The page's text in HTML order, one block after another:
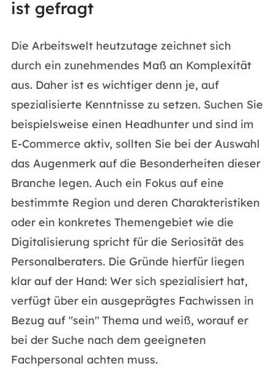
ist gefragt
Die Arbeitswelt heutzutage zeichnet sich
durch ein zunehmendes Maß an Komplexität
aus. Daher ist es wichtiger denn je, auf
spezialisierte Kenntnisse zu setzen. Suchen Sie
beispielsweise einen Headhunter und sind im
E-Commerce aktiv, sollten Sie bei der Auswahl
das Augenmerk auf die Besonderheiten dieser
Branche legen. Auch ein Fokus auf eine
bestimmte Region und deren Charakteristiken
oder ein konkretes Themengebiet wie die
Digitalisierung spricht für die Seriosität des
Personalberaters. Die Gründe hierfür liegen
klar auf der Hand: Wer sich spezialisiert hat,
verfügt über ein ausgeprägtes Fachwissen in
Bezug auf "sein" Thema und weiß, worauf er
bei der Suche nach dem geeigneten
Fachpersonal achten muss.